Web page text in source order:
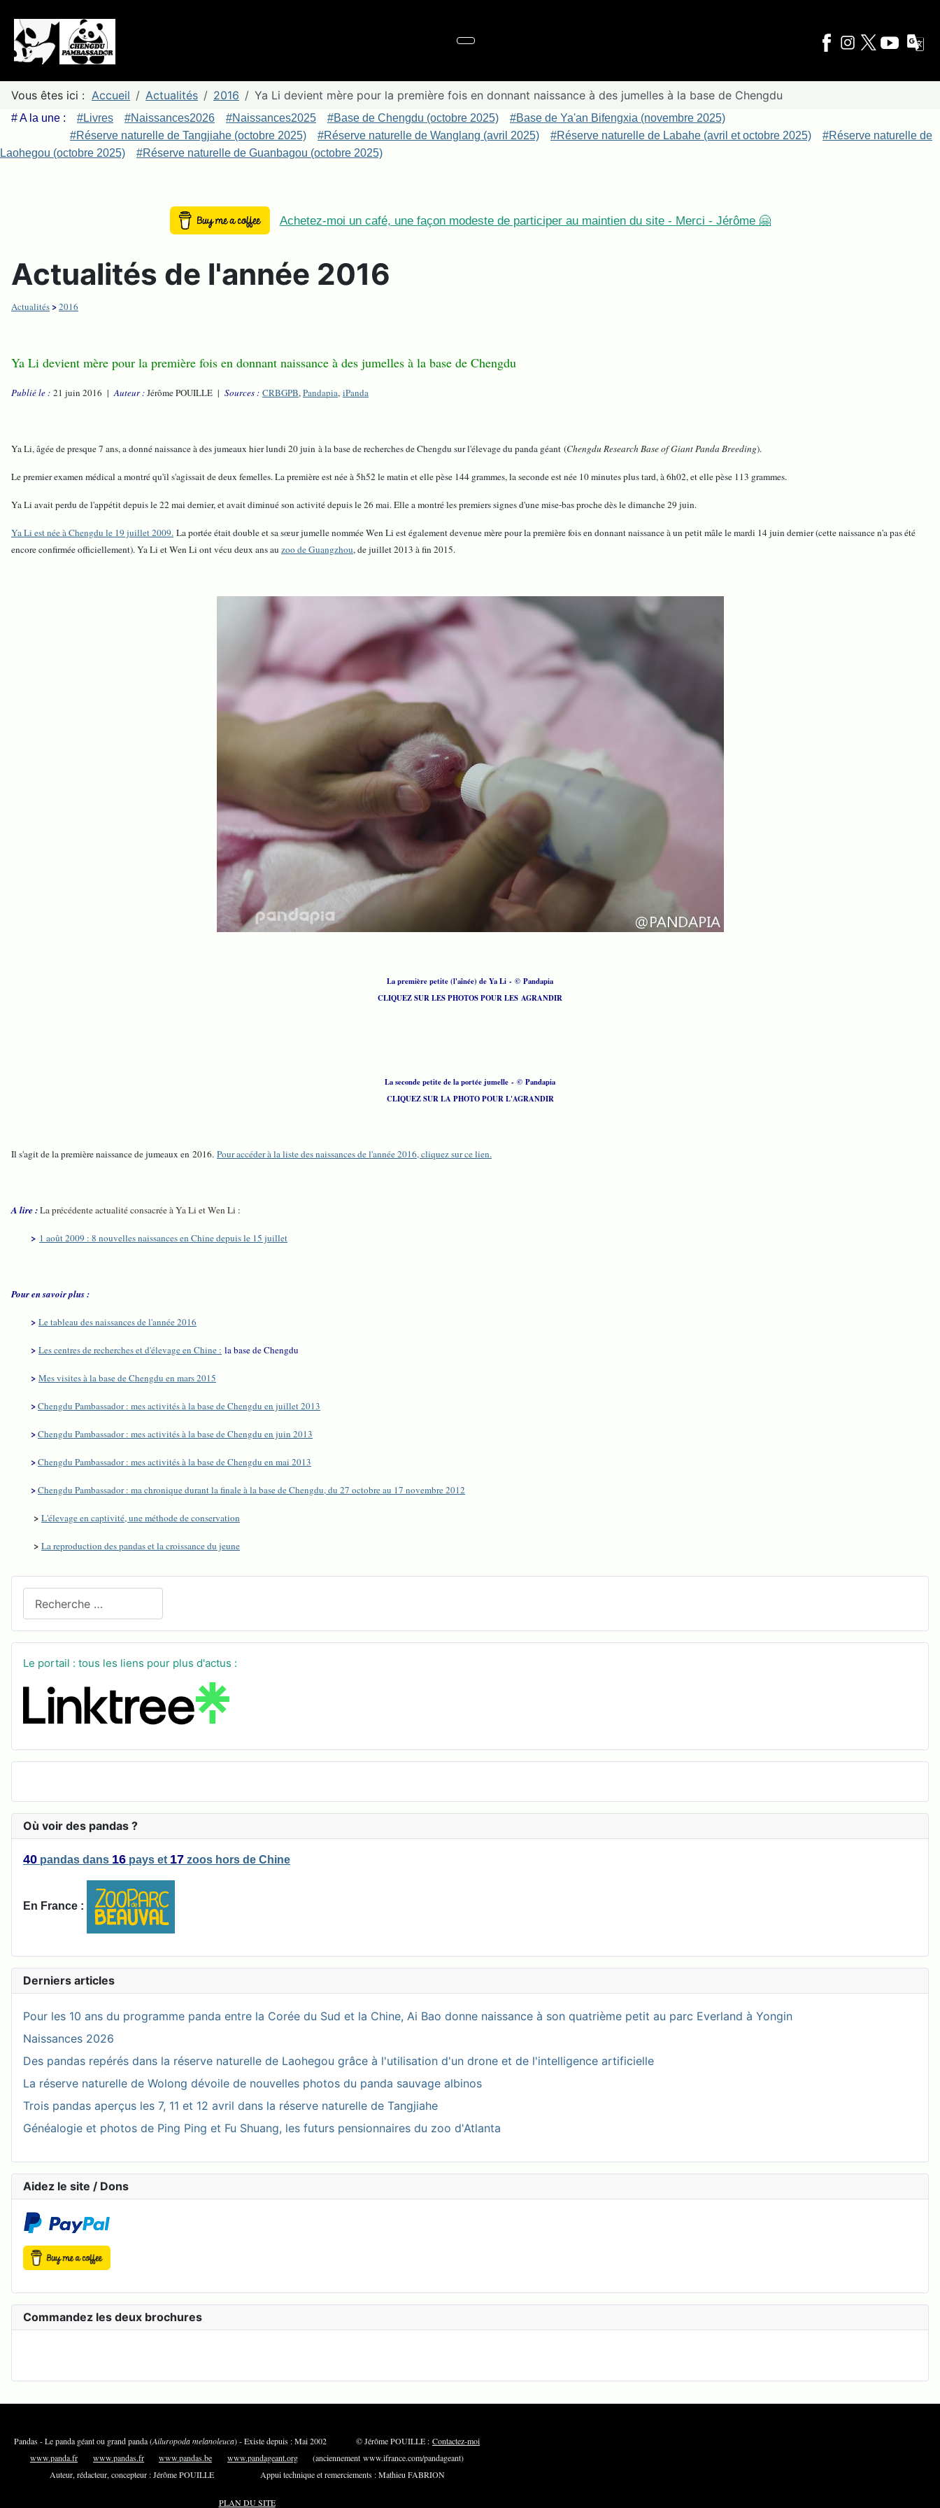
Vous êtes ici : Accueil Actualités 2016 Ya Li devient mère pour la première fois en donnant naissance à des jumelles à la base de Chengdu
# A la une : #Livres #Naissances2026 #Naissances2025 #Base de Chengdu (octobre 2025)
#Base de Ya'an Bifengxia (novembre 2025)
#Réserve naturelle de Tangjiahe (octobre 2025)
#Réserve naturelle de Wanglang (avril 2025) #Réserve naturelle de Labahe (avril et octobre 2025)
#Réserve naturelle de
Laohegou (octobre 2025)
#Réserve naturelle de Guanbagou (octobre 2025)
Le portail : tous les liens pour plus d'actus :
Où voir des pandas ?
40 pandas dans 16 pays et 17 zoos hors de Chine
En France :
Derniers articles
Pour les 10 ans du programme panda entre la Corée du Sud et la Chine, Ai Bao donne naissance à son quatrième petit au parc Everland à Yongin
Naissances 2026
Des pandas repérés dans la réserve naturelle de Laohegou grâce à l'utilisation d'un drone et de l'intelligence artificielle
La réserve naturelle de Wolong dévoile de nouvelles photos du panda sauvage albinos
Trois pandas aperçus les 7, 11 et 12 avril dans la réserve naturelle de Tangjiahe
Généalogie et photos de Ping Ping et Fu Shuang, les futurs pensionnaires du zoo d'Atlanta
Aidez le site / Dons
Commandez les deux brochures
Achetez-moi un café, une façon modeste de participer au maintien du site - Merci - Jérôme 🤗
Actualités de l'année 2016
Actualités>2016
Ya Li devient mère pour la première fois en donnant naissance à des jumelles à la base de Chengdu
Publié le : 21 juin 2016 |Auteur :Jérôme POUILLE | Sources : CRBGPB,Pandapia, iPanda
Ya Li, âgée de presque 7 ans, a donné naissance à des jumeaux hier lundi 20 juin à la base de recherches de Chengdu sur l'élevage du panda géant (Chengdu Research Base of Giant Panda Breeding).
Le premier examen médical a montré qu'il s'agissait de deux femelles. La première est née à 5h52 le matin et elle pèse 144 grammes, la seconde est née 10 minutes plus tard, à 6h02, et elle pèse 113 grammes.
Ya Li avait perdu de l'appétit depuis le 22 mai dernier, et avait diminué son activité depuis le 26 mai. Elle a montré les premiers signes d'une mise-bas proche dès le dimanche 29 juin.
Ya Li est née à Chengdu le 19 juillet 2009. La portée était double et sa sœur jumelle nommée Wen Li est également devenue mère pour la première fois en donnant naissance à un petit mâle le mardi 14 juin dernier (cette naissance n'a pas été
encore confirmée officiellement). Ya Li et Wen Li ont vécu deux ans au zoo de Guangzhou, de juillet 2013 à fin 2015.
La première petite (l'aînée) de Ya Li - © Pandapia
CLIQUEZ SUR LES PHOTOS POUR LES AGRANDIR
La seconde petite de la portée jumelle - © Pandapia
CLIQUEZ SUR LA PHOTO POUR L'AGRANDIR
Il s'agit de la première naissance de jumeaux en 2016. Pour accéder à la liste des naissances de l'année 2016, cliquez sur ce lien.
A lire :La précédente actualité consacrée à Ya Li et Wen Li :
> 1 août 2009 : 8 nouvelles naissances en Chine depuis le 15 juillet
Pour en savoir plus :
> Le tableau des naissances de l'année 2016
> Les centres de recherches et d'élevage en Chine : la base de Chengdu
> Mes visites à la base de Chengdu en mars 2015
>Chengdu Pambassador : mes activités à la base de Chengdu en juillet 2013
>Chengdu Pambassador : mes activités à la base de Chengdu en juin 2013
>Chengdu Pambassador : mes activités à la base de Chengdu en mai 2013
>Chengdu Pambassador : ma chronique durant la finale à la base de Chengdu, du 27 octobre au 17 novembre 2012
> L'élevage en captivité, une méthode de conservation
> La reproduction des pandas et la croissance du jeune
Pandas - Le panda géant ou grand panda (Ailuropoda melanoleuca) - Existe depuis : Mai 2002 © Jérôme POUILLE : Contactez-moi
www.panda.fr
www.pandas.fr www.pandas.be www.pandageant.org (anciennement www.ifrance.com/pandageant)
Auteur, rédacteur, concepteur : Jérôme POUILLE Appui technique et remerciements : Mathieu FABRION
PLAN DU SITE